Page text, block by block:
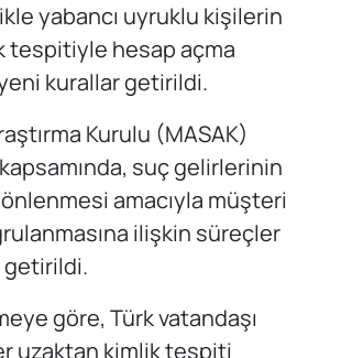
yabancı uyruklu kişilerin
tespitiyle hesap açma
kurallar getirildi.
Kurulu (MASAK)
suç gelirlerinin
önlenmesi amacıyla müşteri
ilişkin süreçler
getirildi.
göre, Türk vatandaşı
uzaktan kimlik tespiti